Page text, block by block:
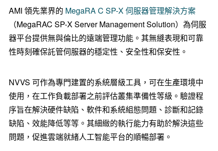
AMI 領先業界的 MegaRA C SP-X 伺服器管理解決方案
（MegaRAC SP-X Server Management Solution）為伺服
器平台提供無與倫比的遠端管理功能。其無縫表現和可靠
性時刻確保託管伺服器的穩定性、安全性和保安性。
NVVS 可作為專門建置的系統層級工具，可在生產環境中
使用，在工作負載部署之前評估叢集準備性等級。驗證程
序旨在解決硬件缺陷、軟件和系統組態問題、診斷和記錄
缺陷、效能降低等等。其細緻的執行能力有助於解決這些
問題，促進雲端就緒人工智能平台的順暢部署。